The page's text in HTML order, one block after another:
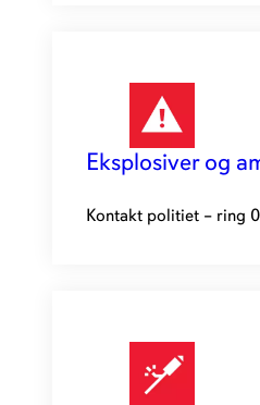
Eksplosiver og
Kontakt politiet – ring